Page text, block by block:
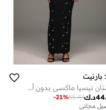
بارنيت
فستان نيسيا ماكسي بدون أكمام مع رباط لؤلؤي
د.ك55.47
-21%
مجاني